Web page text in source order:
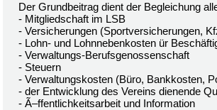
Der Grundbeitrag dient der Begleichung
- Mitgliedschaft im LSB
- Versicherungen (Sportversicherungen,
- Lohn- und Lohnnebenkosten ür
- Verwaltungs-Berufsgenossenschaft
- Steuern
- Verwaltungskosten (Büro, Bankkosten,
- der Entwicklung des Vereins dienende
- Ã–ffentlichkeitsarbeit und Information